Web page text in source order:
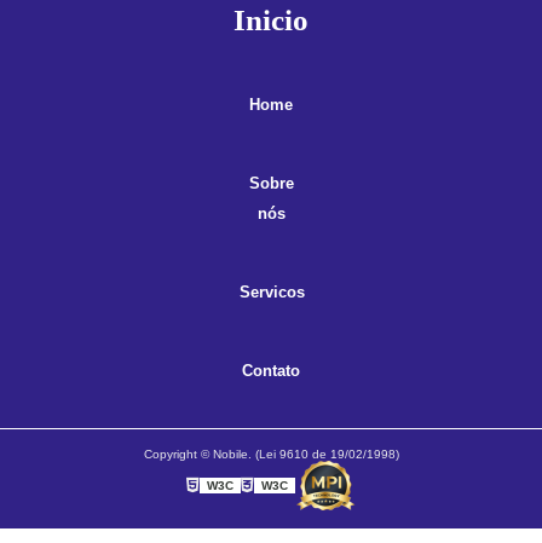
Inicio
Home
Sobre
nós
Servicos
Contato
Copyright © Nobile. (Lei 9610 de 19/02/1998)
W3C W3C